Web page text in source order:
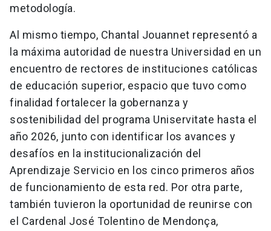
metodología.
Al mismo tiempo, Chantal Jouannet representó a
la máxima autoridad de nuestra Universidad en un
encuentro de rectores de instituciones católicas
de educación superior, espacio que tuvo como
finalidad fortalecer la gobernanza y
sostenibilidad del programa Uniservitate hasta el
año 2026, junto con identificar los avances y
desafíos en la institucionalización del
Aprendizaje Servicio en los cinco primeros años
de funcionamiento de esta red. Por otra parte,
también tuvieron la oportunidad de reunirse con
el Cardenal José Tolentino de Mendonça,